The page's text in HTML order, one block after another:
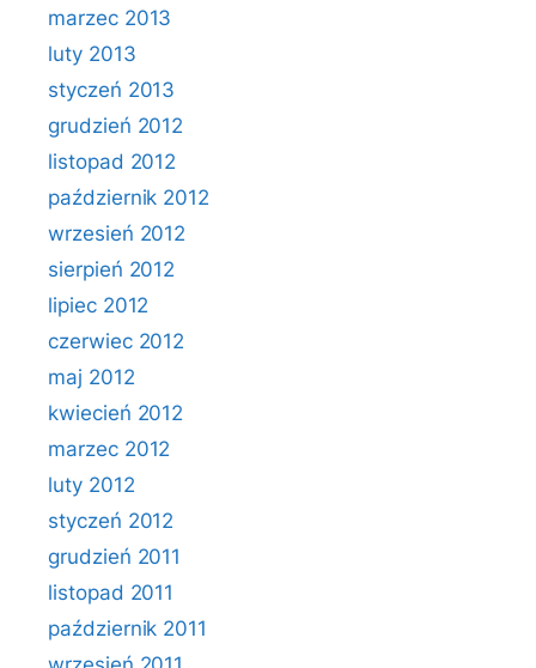
marzec 2013
luty 2013
styczeń 2013
grudzień 2012
listopad 2012
październik 2012
wrzesień 2012
sierpień 2012
lipiec 2012
czerwiec 2012
maj 2012
kwiecień 2012
marzec 2012
luty 2012
styczeń 2012
grudzień 2011
listopad 2011
październik 2011